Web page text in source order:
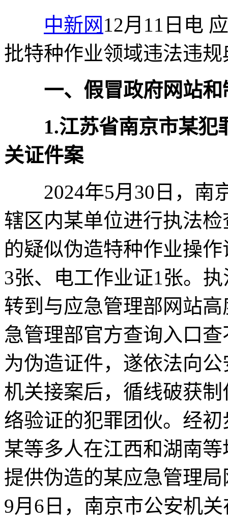
中新网 12月11日电
批特种作业领域违法违
一、假冒政府网站
1.江苏省南京市某犯
关证件案
2024年5月30日，南
辖区内某单位进行执法
的疑似伪造特种作业操
3张、电工作业证1张。
转到与应急管理部网站
急管理部官方查询入口
为伪造证件，遂依法向
机关接案后，循线破获
络验证的犯罪团伙。经
某等多人在江西和湖南
提供伪造的某应急管理
9月6日，南京市公安机